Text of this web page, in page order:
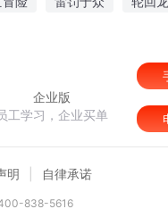
企业版
工学习，企业买单
明 自律承诺
838-5616